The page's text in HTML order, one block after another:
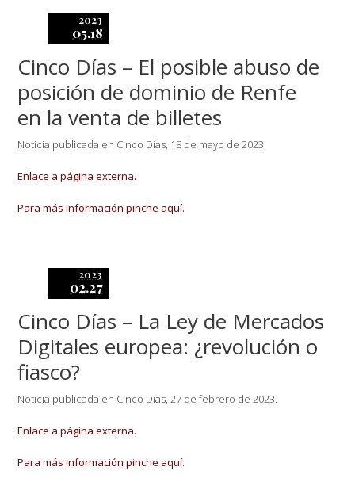
2023
05.18
Cinco Días – El posible abuso de
posición de dominio de Renfe
en la venta de billetes
Noticia publicada en Cinco Días, 18 de mayo de 2023.
Enlace a página externa.
Para más información pinche aquí.
2023
02.27
Cinco Días – La Ley de Mercados
Digitales europea: ¿revolución o
fiasco?
Noticia publicada en Cinco Días, 27 de febrero de 2023.
Enlace a página externa.
Para más información pinche aquí.